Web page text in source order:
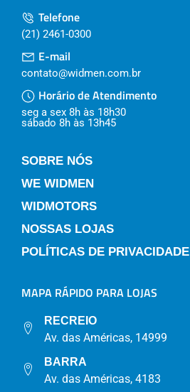
Telefone
(21) 2461-0300
E-mail
contato@widmen.com.br
Horário de Atendimento
seg a sex 8h às 18h30
sábado 8h às 13h45
SOBRE NÓS
WE WIDMEN
WIDMOTORS
NOSSAS LOJAS
POLÍTICAS DE PRIVACIDADE
MAPA RÁPIDO PARA LOJAS
RECREIO
Av. das Américas, 14999
BARRA
Av. das Américas, 4183